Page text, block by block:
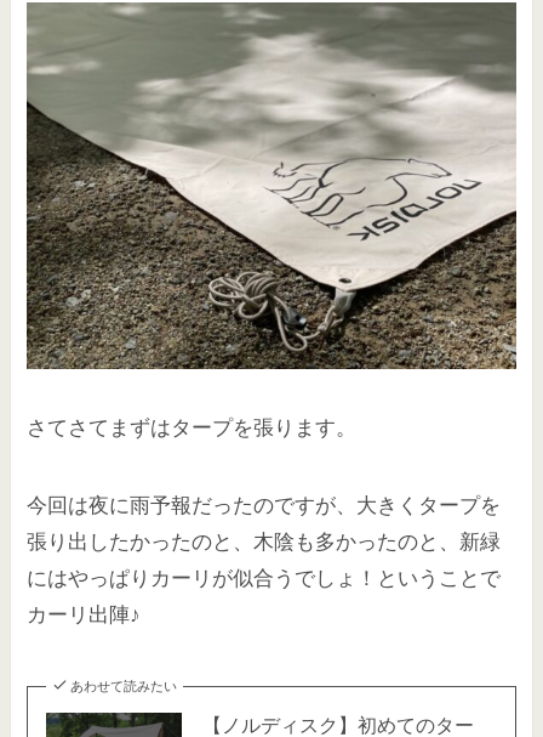
さてさてまずはタープを張ります。
今回は夜に雨予報だったのですが、大きくタープを
張り出したかったのと、木陰も多かったのと、新緑
にはやっぱりカーリが似合うでしょ！ということで
カーリ出陣♪
あわせて読みたい
【ノルディスク】初めてのター